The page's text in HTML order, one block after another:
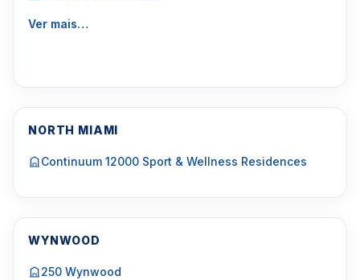
Ver mais…
NORTH MIAMI
Continuum 12000 Sport & Wellness Residences
WYNWOOD
250 Wynwood